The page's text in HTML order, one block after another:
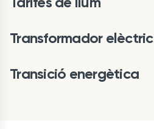
Transformador elèctric
Transició energètica